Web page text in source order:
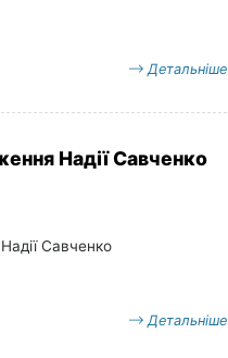
Детальніше
Надії Савченко
Савченко
Детальніше